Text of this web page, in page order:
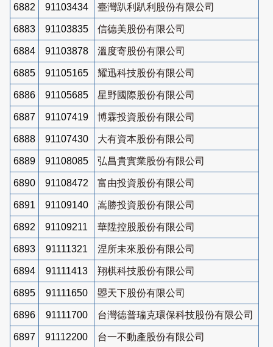
6882 91103434 臺灣趴利趴利股份有限公司
6883 91103835 信德美股份有限公司
6884 91103878 溫度寄股份有限公司
6885 91105165 耀迅科技股份有限公司
6886 91105685 星野國際股份有限公司
6887 91107419 博霖投資股份有限公司
6888 91107430 大有資本股份有限公司
6889 91108085 弘昌貴實業股份有限公司
6890 91108472 富由投資股份有限公司
6891 91109140 嵩勝投資股份有限公司
6892 91109211 華陞控股股份有限公司
6893 91111321 涅所未來股份有限公司
6894 91111413 翔棋科技股份有限公司
6895 91111650 曌天下股份有限公司
6896 91111700 台灣德普瑞克環保科技股份有限公司
6897 91112200 台一不動產股份有限公司